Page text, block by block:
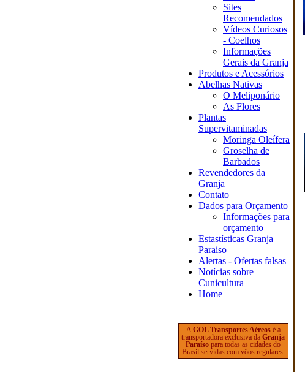
Sites
Recomendados
Vídeos Curiosos
- Coelhos
Informações
Gerais da Granja
Produtos e Acessórios
Abelhas Nativas
O Meliponário
As Flores
Plantas
Supervitaminadas
Moringa Oleífera
Groselha de
Barbados
Revendedores da
Granja
Contato
Dados para Orçamento
Informações para
orçamento
Estastísticas Granja
Paraiso
Alertas - Ofertas falsas
Notícias sobre
Cunicultura
Home
A GOL Transportes Aéreos é a
transportadora exclusiva da Granja
Paraíso para todas as cidades do
Brasil servidas com vôos regulares.